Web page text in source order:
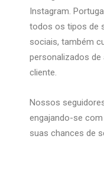
Instagram.
todos os tipos de
sociais, também
personalizados
cliente.
Nossos
engajando-se
suas chances de